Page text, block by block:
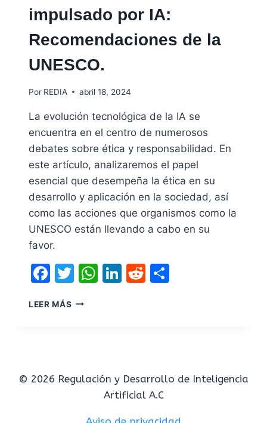
impulsado por IA:
Recomendaciones de la
UNESCO.
Por REDIA abril 18, 2024
La evolución tecnológica de la IA se
encuentra en el centro de numerosos
debates sobre ética y responsabilidad. En
este artículo, analizaremos el papel
esencial que desempeña la ética en su
desarrollo y aplicación en la sociedad, así
como las acciones que organismos como la
UNESCO están llevando a cabo en su
favor.
Facebook
Twitter
WhatsApp
LinkedIn
Reddit
LEER MÁS
© 2026 Regulación y Desarrollo de Inteligencia
Artificial A.C